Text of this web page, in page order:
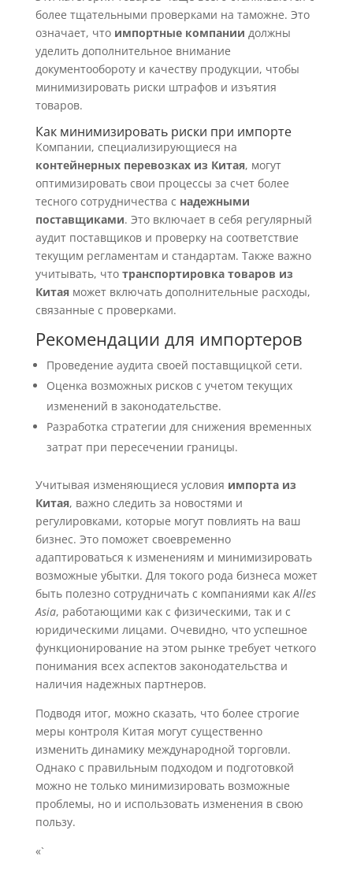
более тщательными проверками на таможне. Это
означает, что импортные компании должны
уделить дополнительное внимание
документообороту и качеству продукции, чтобы
минимизировать риски штрафов и изъятия
товаров.
Как минимизировать риски при импорте
Компании, специализирующиеся на
контейнерных перевозках из Китая, могут
оптимизировать свои процессы за счет более
тесного сотрудничества с надежными
поставщиками. Это включает в себя регулярный
аудит поставщиков и проверку на соответствие
текущим регламентам и стандартам. Также важно
учитывать, что транспортировка товаров из
Китаяможет включать дополнительные расходы,
связанные с проверками.
Рекомендации для импортеров
Проведение аудита своей поставщицкой сети.
Оценка возможных рисков с учетом текущих
изменений в законодательстве.
Разработка стратегии для снижения временных
затрат при пересечении границы.
Учитывая изменяющиеся условия импорта из
Китая, важно следить за новостями и
регулировками, которые могут повлиять на ваш
бизнес. Это поможет своевременно
адаптироваться к изменениям и минимизировать
возможные убытки. Для токого рода бизнеса может
быть полезно сотрудничать с компаниями какAlles
Asia, работающими как с физическими, так и с
юридическими лицами. Очевидно, что успешное
функционирование на этом рынке требует четкого
понимания всех аспектов законодательства и
наличия надежных партнеров.
Подводя итог, можно сказать, что более строгие
меры контроля Китая могут существенно
изменить динамику международной торговли.
Однако с правильным подходом и подготовкой
можно не только минимизировать возможные
проблемы, но и использовать изменения в свою
пользу.
«`